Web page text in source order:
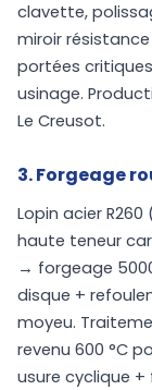
clavette,
miroir
portées
usinage.
Le Creusot.
3. Forgeage
Lopin acier
haute teneur
→ forgeage
disque +
moyeu.
revenu 600 °C
usure cyclique +